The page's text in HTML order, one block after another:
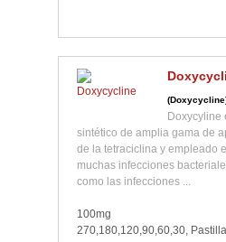
Doxycyline
sintético de amplia gama de
de la tetraciclina y empleado
muchas infecciones
como las infecciones ...
100mg
270,180,120,90,60,30,